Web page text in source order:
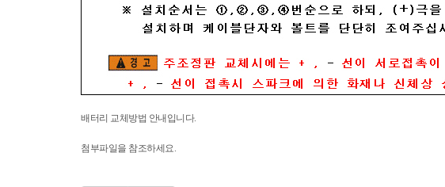
배터리 교체방법 안내입니다.
첨부파일을 참조하세요.